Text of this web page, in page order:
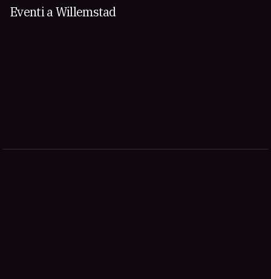
Eventi a Willemstad